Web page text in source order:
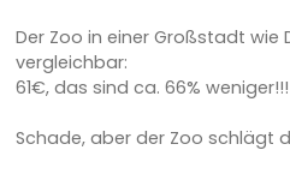
Der Zoo in einer Großstadt wie
vergleichbar:
61€, das sind ca. 66% weniger!!!
Schade, aber der Zoo schlägt